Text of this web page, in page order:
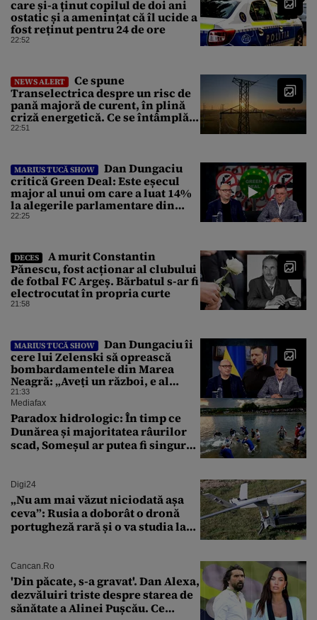
care și-a ținut copilul de doi ani
ostatic și a amenințat că îl ucide a
fost reținut pentru 24 de ore
22:52
NEWS ALERT
Ce spune
Transelectrica despre un risc de
pană majoră de curent, în plină
criză energetică. Ce se întâmplă
cu Sistemul Electroenergetic
22:51
MARIUS TUCĂ SHOW
Dan Dungaciu
critică Green Deal: Este eșecul
major al unui om care a luat 14%
la alegerile parlamentare din
Olanda
22:25
DECES
A murit Constantin
Pănescu, fost acționar al clubului
de fotbal FC Argeș. Bărbatul s-ar fi
electrocutat în propria curte
21:58
MARIUS TUCĂ SHOW
Dan Dungaciu îi
cere lui Zelenski să oprească
bombardamentele din Marea
Neagră: „Aveți un război, e al
vostru, dar lăsați restul să
circule”
21:33
Mediafax
Paradox hidrologic: În timp ce
Dunărea și majoritatea râurilor
scad, Someșul ar putea fi singurul
Digi24
„Nu am mai văzut niciodată așa
ceva”: Rusia a doborât o dronă
portugheză rară și o va studia la
Cancan.ro
'Din păcate, s-a gravat'. Dan Alexa,
dezvăluiri triste despre starea de
sănătate a Alinei Pușcău. Ce